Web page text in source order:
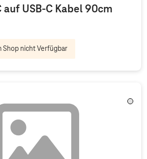
auf USB-C Kabel 90cm
Shop nicht Verfügbar